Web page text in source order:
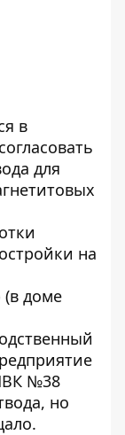
в
для
на
(в доме
№38
но